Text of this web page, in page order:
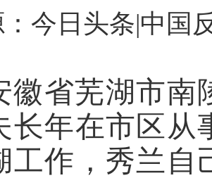
今日头条|中国
徽省芜湖市南
长年在市区从
工作，秀兰自